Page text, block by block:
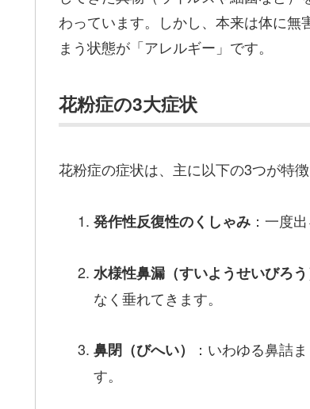
わっています。しかし、本来は体に
まう状態が「アレルギー」です。
花粉症の3大症状
花粉症の症状は、主に以下の3つが特
発作性反復性のくしゃみ：一度
水様性鼻漏（すいようせいびろう
なく垂れてきます。
鼻閉（びへい）
：いわゆる鼻詰
す。